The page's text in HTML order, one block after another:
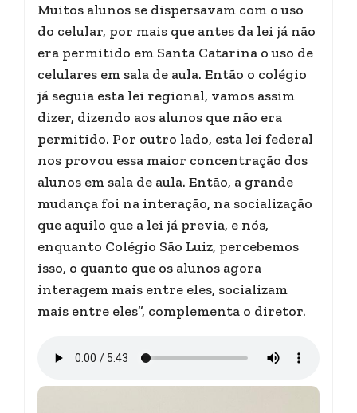
Muitos alunos se dispersavam com o uso
do celular, por mais que antes da lei já não
era permitido em Santa Catarina o uso de
celulares em sala de aula. Então o colégio
já seguia esta lei regional, vamos assim
dizer, dizendo aos alunos que não era
permitido. Por outro lado, esta lei federal
nos provou essa maior concentração dos
alunos em sala de aula. Então, a grande
mudança foi na interação, na socialização
que aquilo que a lei já previa, e nós,
enquanto Colégio São Luiz, percebemos
isso, o quanto que os alunos agora
interagem mais entre eles, socializam
mais entre eles”, complementa o diretor.